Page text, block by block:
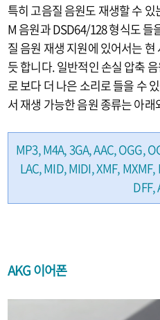
특히 고음질 음원도 재생할 수
M 음원과 DSD64/128 형식도 들
질 음원 재생 지원에 있어서는
듯 합니다. 일반적인 손실 압축
로 보다 더 나은 소리로 들을 수
서 재생 가능한 음원 종류는 아래
MP3, M4A, 3GA, AAC, OGG,
LAC, MID, MIDI, XMF, MXMF,
DFF,
AKG 이어폰